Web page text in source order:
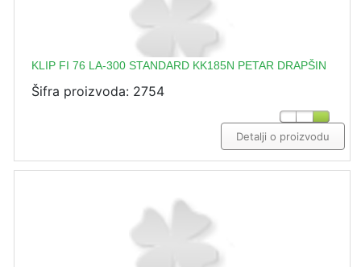
KLIP FI 76 LA-300 STANDARD KK185N PETAR DRAPŠIN
Šifra proizvoda: 2754
Detalji o proizvodu